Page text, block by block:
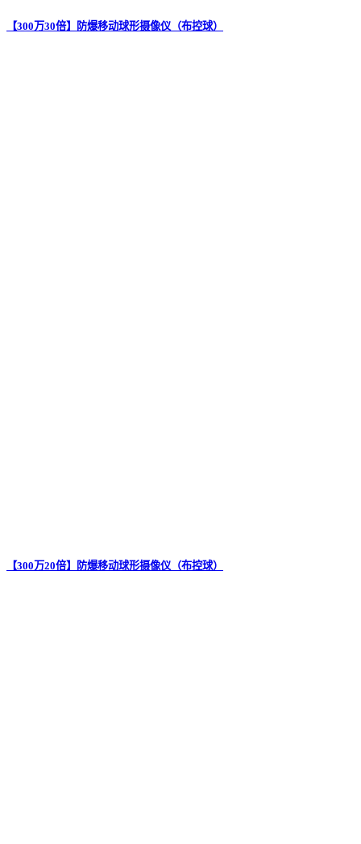
【300万30倍】防爆移动球形摄像仪（布控球）
【300万20倍】防爆移动球形摄像仪（布控球）